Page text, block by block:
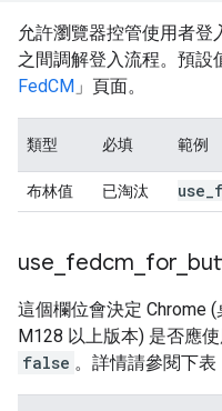
允許瀏覽器控管使用者登
之間調解登入流程。預
FedCM 」頁面。
類型 必填 範例
布林值 已淘汰 use
use fedcm for
這個欄位會決定 Chrome
M128 以上版本) 是否應
false 。詳情請參閱下表